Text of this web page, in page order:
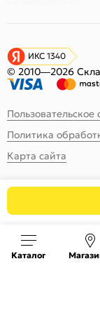
ИКС 1340
© 2010—2026
Политика
Карта сайта
Каталог